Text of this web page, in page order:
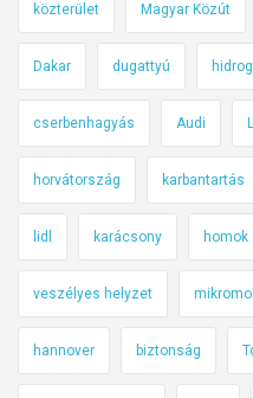
közterület Magyar Közút
Dakar dugattyú
cserbenhagyás Audi
horvátország karbantartás
lidl karácsony homok
veszélyes helyzet
hannover biztonság